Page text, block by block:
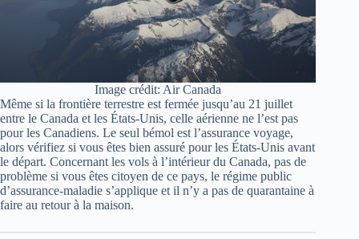
Image crédit: Air Canada
Même si la frontière terrestre est fermée jusqu’au 21 juillet
entre le Canada et les États-Unis, celle aérienne ne l’est pas
pour les Canadiens. Le seul bémol est l’assurance voyage,
alors vérifiez si vous êtes bien assuré pour les États-Unis avant
le départ. Concernant les vols à l’intérieur du Canada, pas de
problème si vous êtes citoyen de ce pays, le régime public
d’assurance-maladie s’applique et il n’y a pas de quarantaine à
faire au retour à la maison.